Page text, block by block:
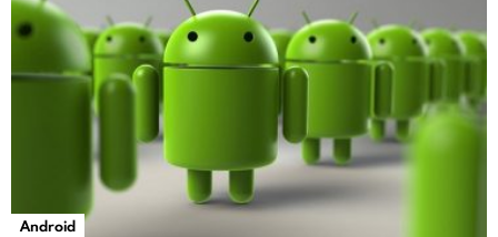
Android